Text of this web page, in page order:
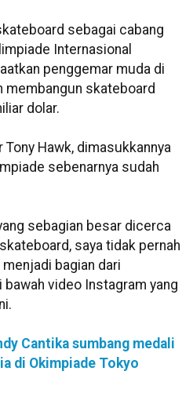
sebagai cabang
Internasional
penggemar muda di
membangun skateboard
dolar.
Hawk, dimasukkannya
sebenarnya sudah
sebagian besar dicerca
saya tidak pernah
bagian dari
bawah video Instagram yang
Cantika sumbang medali
di Okimpiade Tokyo